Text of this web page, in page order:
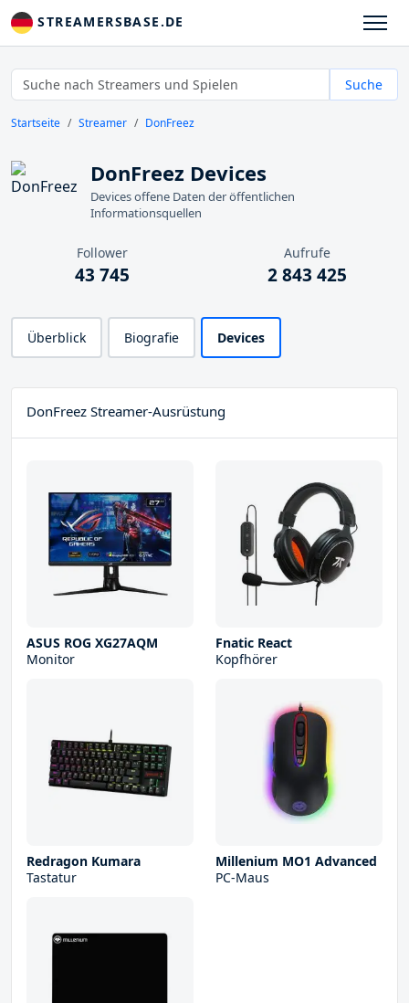
STREAMERSBASE.DE
Suche
Startseite Streamer DonFreez
DonFreez Devices
Devices offene Daten der öffentlichen
Informationsquellen
Follower
43 745
Aufrufe
2 843 425
Überblick Biografie Devices
DonFreez Streamer-Ausrüstung
ASUS ROG XG27AQM
Monitor
Fnatic React
Kopfhörer
Redragon Kumara
Tastatur
Millenium MO1 Advanced
PC-Maus